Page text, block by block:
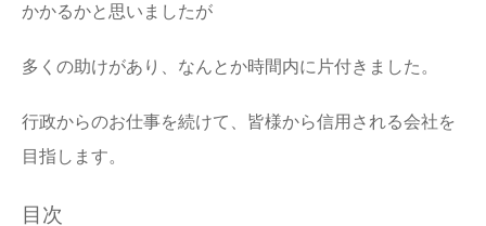
かかるかと思いましたが
多くの助けがあり、なんとか時間内に片付きました。
行政からのお仕事を続けて、皆様から信用される会社を
目指します。
目次